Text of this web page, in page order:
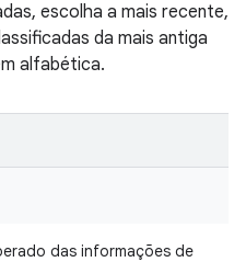
escolha a mais recente,
da mais antiga
alfabética.
das informações de